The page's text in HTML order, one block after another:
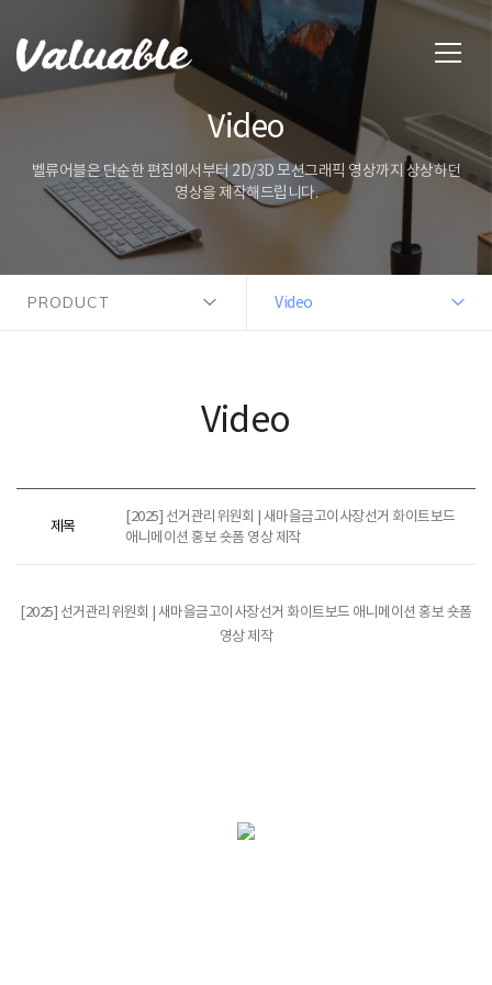
Video
벨류어블은 단순한 편집에서부터 2D/3D 모션그래픽 영상까지 상상하던
영상을 제작해드립니다.
PRODUCT Video
Video
제목
[2025] 선거관리위원회 | 새마을금고이사장선거 화이트보드
애니메이션 홍보 숏폼 영상 제작
[2025] 선거관리위원회 | 새마을금고이사장선거 화이트보드 애니메이션 홍보 숏폼
영상 제작